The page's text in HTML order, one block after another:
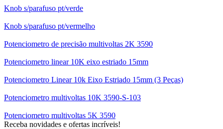
Knob s/parafuso pt/verde
Knob s/parafuso pt/vermelho
Potenciometro de precisão multivoltas 2K 3590
Potenciometro linear 10K eixo estriado 15mm
Potenciometro Linear 10k Eixo Estriado 15mm (3 Peças)
Potenciometro multivoltas 10K 3590-S-103
Potenciometro multivoltas 5K 3590
Receba novidades e ofertas incríveis!